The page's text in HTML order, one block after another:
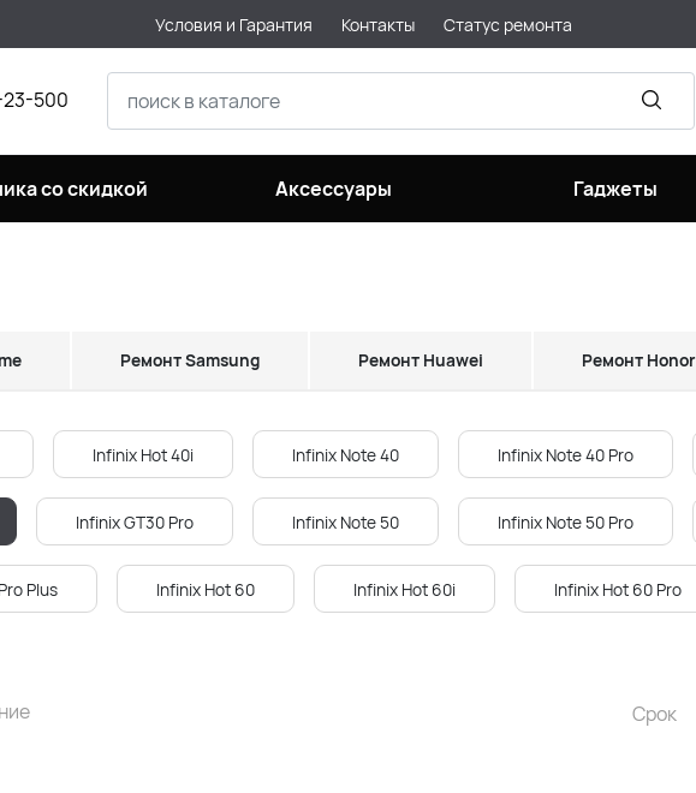
Условия и Гарантия Контакты Статус ремонта
23-500
со скидкой Аксессуары Гаджеты
Ремонт Samsung Ремонт Huawei Ремонт Honor
Infinix Hot 40i Infinix Note 40 Infinix Note 40 Pro
Infinix GT30 Pro Infinix Note 50 Infinix Note 50 Pro
Plus Infinix Hot 60 Infinix Hot 60i Infinix Hot 60 Pro
Срок